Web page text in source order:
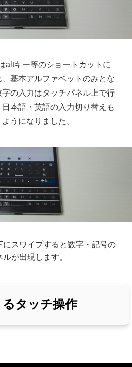
altキー等のショートカットに
基本アルファベットのみとな
の入力はタッチパネル上で行
本語・英語の入力切り替えも
うになりました。
スワイプすると数字・記号の
ルが出現します。
タッチ操作